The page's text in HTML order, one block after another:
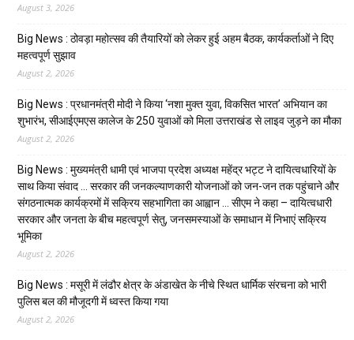
August 3, 2026
Big News : ठोवड़ा महोत्सव की तैयारियों को लेकर हुई अहम बैठक, कार्यकर्ताओं ने दिए
महत्वपूर्ण सुझाव
August 2, 2026
Big News : प्रधानमंत्री मोदी ने किया ‘नशा मुक्त युवा, विकसित भारत’ अभियान का
शुभारंभ, सीआईएमएस कालेज के 250 युवाओं को मिला उत्तराखंड से लाइव जुड़ने का मौका
August 2, 2026
Big News : मुख्यमंत्री धामी एवं भाजपा प्रदेश अध्यक्ष महेंद्र भट्ट ने दायित्वधारियों के
साथ किया संवाद … सरकार की जनकल्याणकारी योजनाओं को जन-जन तक पहुंचाने और
संगठनात्मक कार्यक्रमों में सक्रिय सहभागिता का आह्वान … सीएम ने कहा – दायित्वधारी
सरकार और जनता के बीच महत्वपूर्ण सेतु, जनसमस्याओं के समाधान में निभाएं सक्रिय
भूमिका
August 2, 2026
Big News : मसूरी में लंढौर क्षेत्र के अंडाखेत के नीचे स्थित धार्मिक संरचना को भारी
पुलिस बल की मौजूदगी में ध्वस्त किया गया
August 2, 2026